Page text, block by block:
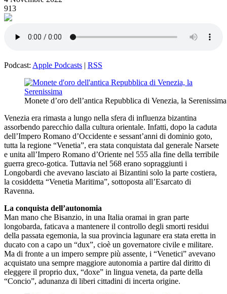
913
Podcast: Apple Podcasts | RSS
Monete d’oro dell’antica Repubblica di Venezia, la Serenissima
Venezia era rimasta a lungo nella sfera di influenza bizantina
assorbendo parecchio dalla cultura orientale. Infatti, dopo la caduta
dell’Impero Romano d’Occidente e sessant’anni di dominio goto,
tutta la regione “Venetia”, era stata conquistata dal generale Narsete
e unita all’Impero Romano d’Oriente nel 555 alla fine della terribile
guerra greco-gotica. Tuttavia nel 568 erano sopraggiunti i
Longobardi che avevano lasciato ai Bizantini solo la parte costiera,
la cosiddetta “Venetia Maritima”, sottoposta all’Esarcato di
Ravenna.
La conquista dell’autonomia
Man mano che Bisanzio, in una Italia oramai in gran parte
longobarda, faticava a mantenere il controllo degli smorti residui
della passata egemonia, la sua provincia lagunare era stata eretta in
ducato con a capo un “dux”, cioè un governatore civile e militare.
Ma di fronte a un impero sempre più assente, i “Venetici” avevano
acquistato una sempre maggiore autonomia a partire dal diritto di
eleggere il proprio dux, “doxe” in lingua veneta, da parte della
“Concio”, adunanza di liberi cittadini di incerta origine.